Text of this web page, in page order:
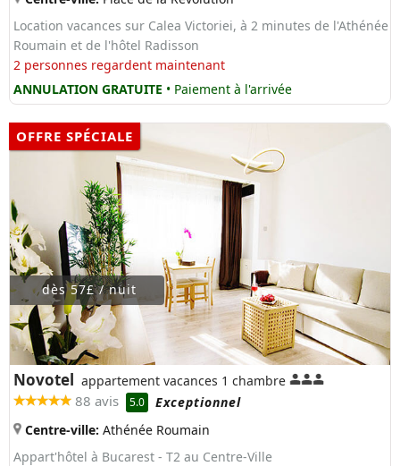
Location vacances sur Calea Victoriei, à 2 minutes de l'Athénée
Roumain et de l'hôtel Radisson
2 personnes regardent maintenant
ANNULATION GRATUITE • Paiement à l'arrivée
OFFRE SPÉCIALE
dès 57£ / nuit
Novotel appartement vacances 1 chambre
88 avis 5.0
Exceptionnel
Centre-ville: Athénée Roumain
Appart'hôtel à Bucarest - T2 au Centre-Ville